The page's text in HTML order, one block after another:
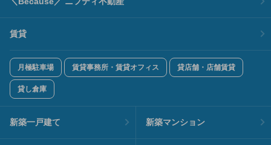
賃貸
月極駐車場 賃貸事務所・賃貸オフィス 貸店舗・店舗賃貸
貸し倉庫
新築一戸建て 新築マンション